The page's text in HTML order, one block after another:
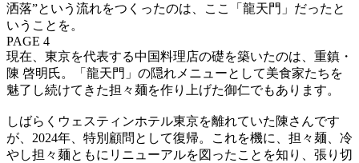
洒落”という流れをつくったのは、ここ「龍天門」だったと
いうことを。
PAGE 4
現在、東京を代表する中国料理店の礎を築いたのは、重鎮・
陳 啓明氏。「龍天門」の隠れメニューとして美食家たちを
魅了し続けてきた担々麺を作り上げた御仁でもあります。
しばらくウェスティンホテル東京を離れていた陳さんです
が、2024年、特別顧問として復帰。これを機に、担々麺、冷
やし担々麺ともにリニューアルを図ったことを知り、張り切